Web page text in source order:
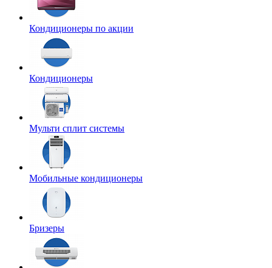
Кондиционеры по акции
Кондиционеры
Мульти сплит системы
Мобильные кондиционеры
Бризеры